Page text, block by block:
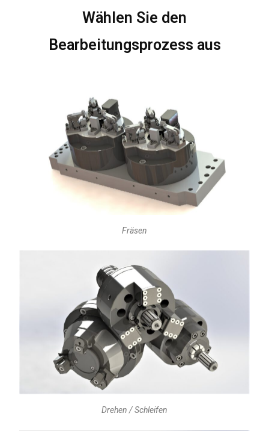
Wählen Sie den
Bearbeitungsprozess aus
Fräsen
Drehen / Schleifen